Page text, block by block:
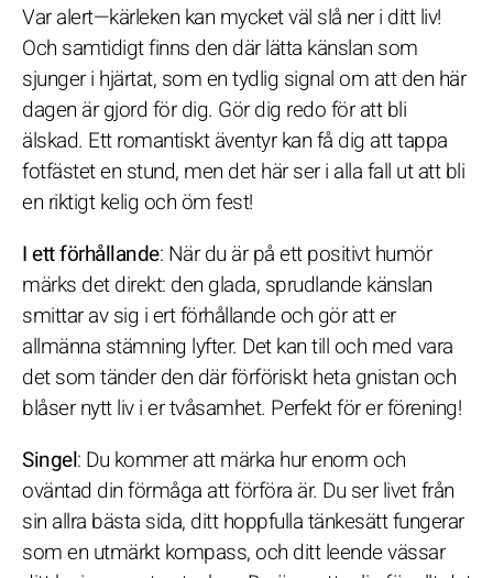
Var alert—kärleken kan mycket väl slå ner i ditt liv!
Och samtidigt finns den där lätta känslan som
sjunger i hjärtat, som en tydlig signal om att den här
dagen är gjord för dig. Gör dig redo för att bli
älskad. Ett romantiskt äventyr kan få dig att tappa
fotfästet en stund, men det här ser i alla fall ut att bli
en riktigt kelig och öm fest!
I ett förhållande: När du är på ett positivt humör
märks det direkt: den glada, sprudlande känslan
smittar av sig i ert förhållande och gör att er
allmänna stämning lyfter. Det kan till och med vara
det som tänder den där förföriskt heta gnistan och
blåser nytt liv i er tvåsamhet. Perfekt för er förening!
Singel: Du kommer att märka hur enorm och
oväntad din förmåga att förföra är. Du ser livet från
sin allra bästa sida, ditt hoppfulla tänkesätt fungerar
som en utmärkt kompass, och ditt leende vässar